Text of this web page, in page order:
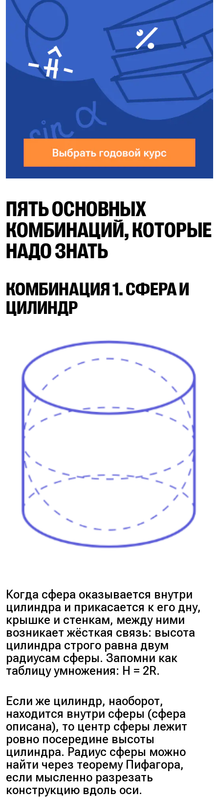
ПЯТЬ ОСНОВНЫХ
КОМБИНАЦИЙ, КОТОРЫЕ
НАДО ЗНАТЬ
КОМБИНАЦИЯ 1. СФЕРА И
ЦИЛИНДР
Когда сфера оказывается внутри
цилиндра и прикасается к его дну,
крышке и стенкам, между ними
возникает жёсткая связь: высота
цилиндра строго равна двум
радиусам сферы. Запомни как
таблицу умножения: H = 2R.
Если же цилиндр, наоборот,
находится внутри сферы (сфера
описана), то центр сферы лежит
ровно посередине высоты
цилиндра. Радиус сферы можно
найти через теорему Пифагора,
если мысленно разрезать
конструкцию вдоль оси.